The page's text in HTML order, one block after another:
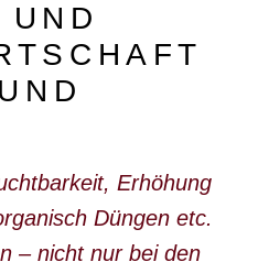
WERBUNG
UND
Erhöhung
Düngen etc.
– nicht nur bei den